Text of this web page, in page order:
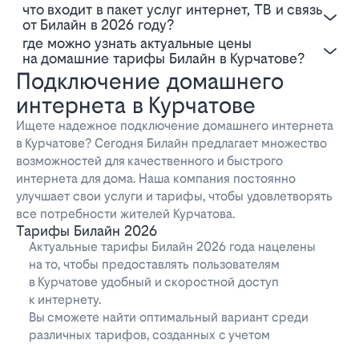
Что входит в пакет услуг интернет, ТВ и связь
от Билайн в 2026 году?
Где можно узнать актуальные цены
на домашние тарифы Билайн в Курчатове?
Подключение домашнего
интернета в Курчатове
Ищете надежное подключение домашнего интернета
в Курчатове? Сегодня Билайн предлагает множество
возможностей для качественного и быстрого
интернета для дома. Наша компания постоянно
улучшает свои услуги и тарифы, чтобы удовлетворять
все потребности жителей Курчатова.
Тарифы Билайн 2026
Актуальные тарифы Билайн 2026 года нацелены
на то, чтобы предоставлять пользователям
в Курчатове удобный и скоростной доступ
к интернету.
Вы сможете найти оптимальный вариант среди
различных тарифов, созданных с учетом